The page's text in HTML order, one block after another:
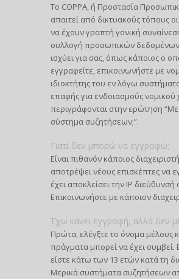
Το COPPA, ή Προστασία
απαιτεί από δικτυακούς τόπους
να έχουν γραπτή γονική
συλλογή προσωπικών δεδομένων
ισχύει για σας, όπως κάποιος ο
εγγραφείτε, επικοινωνήστε με
ιδιοκτήτης του εν λόγω
επαφής για ενδοιασμούς
περιγράφονται στην ερώτηση
σύστημα συζητήσεων;”.
Γιατί δεν μπορώ να εγγραφώ;
Είναι πιθανόν κάποιος
αποτρέψει νέους επισκέπτες να
έχει αποκλείσει την IP
Επικοινωνήστε με κάποιον
Έχω κάνει εγγραφή, αλλά δεν
Πρώτα, ελέγξτε το όνομα μέλους
πράγματα μπορεί να έχει συμβεί.
είστε κάτω των 13 ετών κατά τη
Μερικά συστήματα συζητήσεων